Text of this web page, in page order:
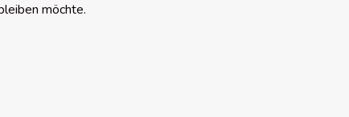
möchte.